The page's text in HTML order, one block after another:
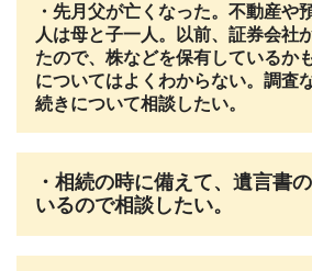
・先月父が亡くなった。不動産や
人は母と子一人。以前、証券会社
たので、株などを保有しているか
についてはよくわからない。調査
続きについて相談したい。
・相続の時に備えて、遺言書
いるので相談したい。